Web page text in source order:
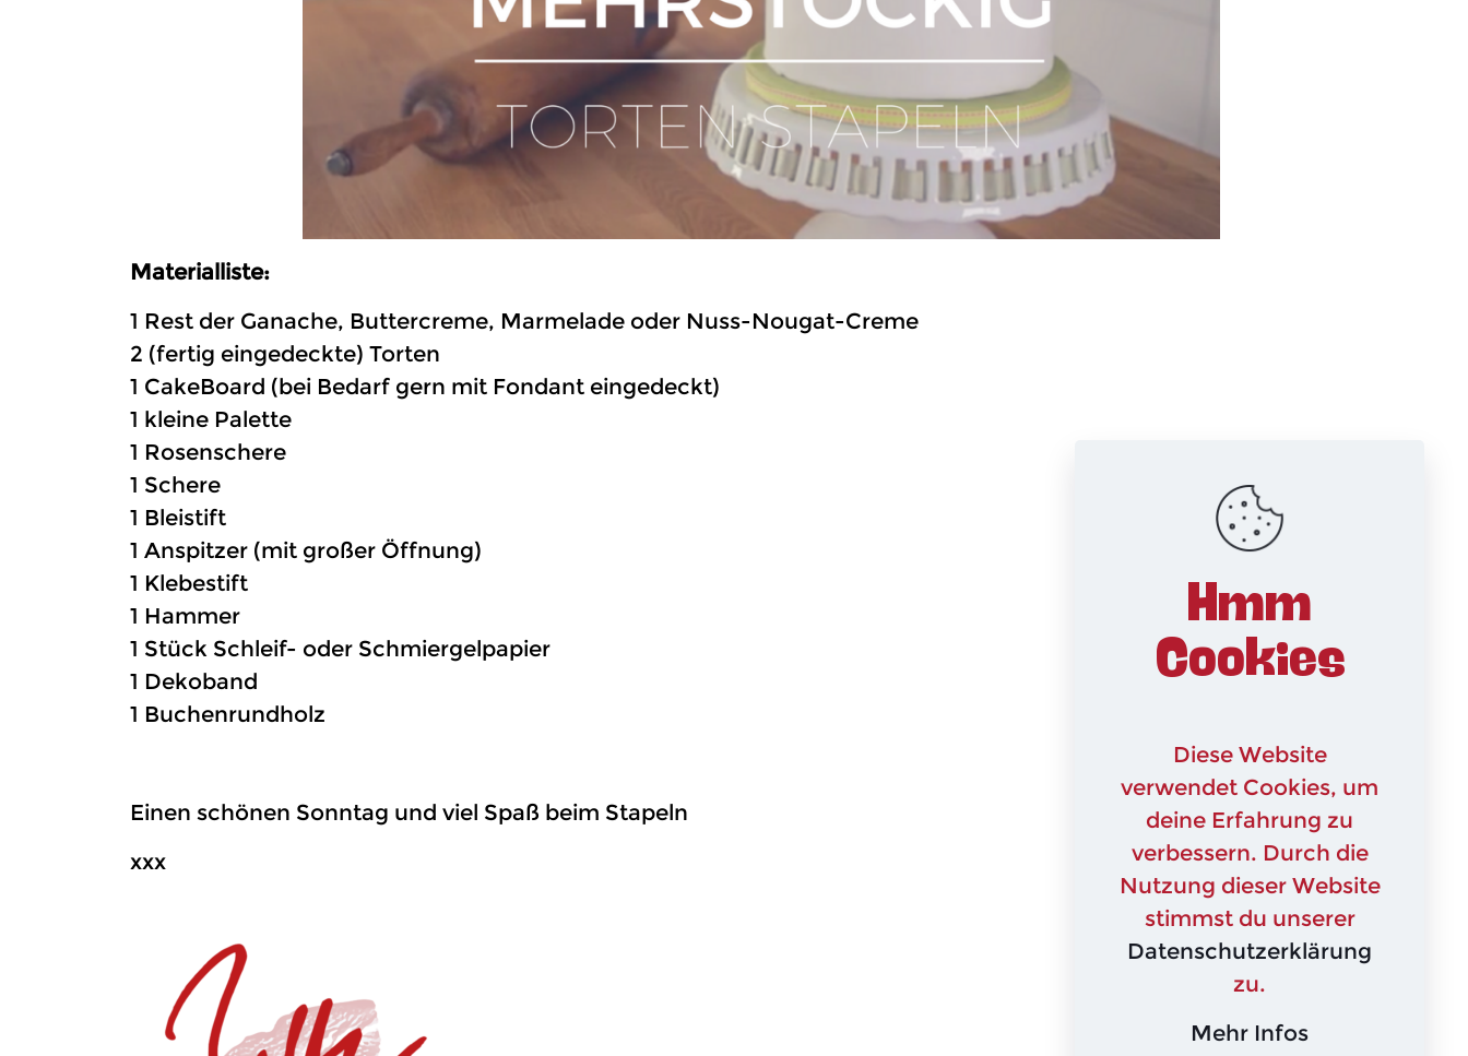
Materialliste:
1 Rest der Ganache, Buttercreme, Marmelade oder Nuss-Nougat-Creme
2 (fertig eingedeckte) Torten
1 CakeBoard (bei Bedarf gern mit Fondant eingedeckt)
1 kleine Palette
1 Rosenschere
1 Schere
1 Bleistift
1 Anspitzer (mit großer Öffnung)
1 Klebestift
1 Hammer
1 Stück Schleif- oder Schmiergelpapier
1 Dekoband
1 Buchenrundholz
Einen schönen Sonntag und viel Spaß beim Stapeln
xxx
Hmm
Cookies
Diese Website
verwendet Cookies, um
deine Erfahrung zu
verbessern. Durch die
Nutzung dieser Website
stimmst du unserer
Datenschutzerklärung
zu.
Mehr Infos